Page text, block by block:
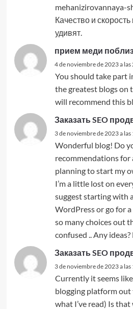
mehanizirovannaya-
Качество и
удивят.
прием меди
4 de noviembre de 2023 a las
You should take part
the greatest blogs on
will recommend this
Заказать SEO
3 de noviembre de 2023 a
Wonderful blog! Do
recommendations for
planning to start my
I’m a little lost on
suggest starting with
WordPress or go for
so many choices out
confused .. Any
Заказать SEO
3 de noviembre de 2023 a
Currently it seems
blogging platform
what I’ve read) Is